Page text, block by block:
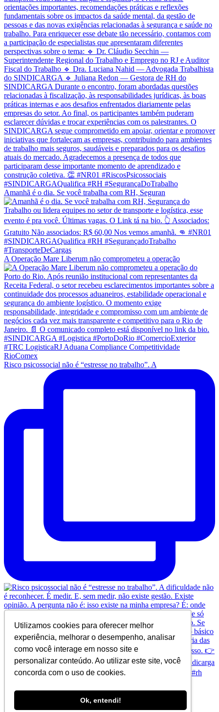
Utilizamos cookies para oferecer melhor
experiência, melhorar o desempenho, analisar
como você interage em nosso site e
personalizar conteúdo. Ao utilizar este site, você
concorda com o uso de cookies.
Ok, entendi!
Amanhã é o dia. Se você trabalha com RH, Seguran
A Operação Mare Liberum não comprometeu a operação
Risco psicossocial não é “estresse no trabalho”. A
© Copyright 2024 SINDICARGA